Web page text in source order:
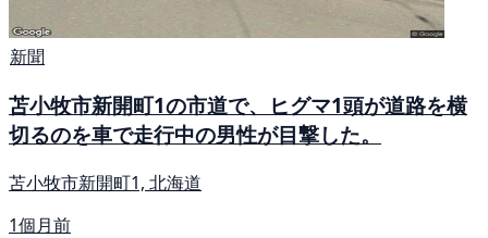
新聞
苫小牧市新開町1の市道で、ヒグマ1頭が道路を横
切るのを車で走行中の男性が目撃した。
苫小牧市新開町1, 北海道
1個月前